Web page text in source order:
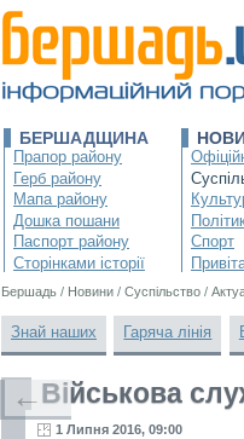
БЕРШАДЩИНА
Прапор району
Герб району
Мапа району
Дошка пошани
Паспорт району
Сторінками історії
Спорт
Бершадь / Новини / Суспільство /
Знай наших Гаряча лінія
Військова
1 Липня 2016, 09:00
←